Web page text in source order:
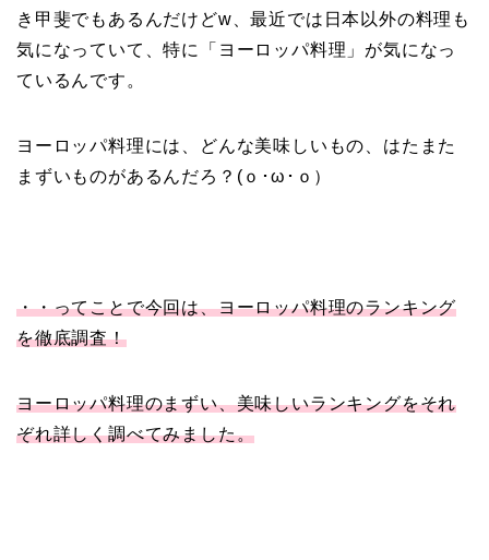
き甲斐でもあるんだけどw、最近では日本以外の料理も
気になっていて、特に「ヨーロッパ料理」が気になっ
ているんです。
ヨーロッパ料理には、どんな美味しいもの、はたまた
まずいものがあるんだろ？(ｏ･ω･ｏ）
・・ってことで今回は、ヨーロッパ料理のランキング
を徹底調査！
ヨーロッパ料理のまずい、美味しいランキングをそれ
ぞれ詳しく調べてみました。